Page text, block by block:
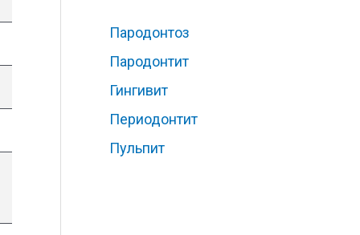
Пародонтоз
Пародонтит
Гингивит
Периодонтит
Пульпит